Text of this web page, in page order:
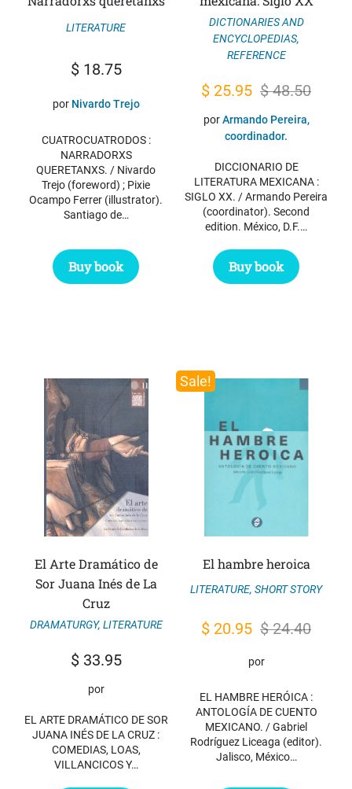
LITERATURE
$18.75
por Nivardo Trejo
CUATROCUATRODOS :
NARRADORXS
QUERETANXS. / Nivardo
Trejo (foreword) ; Pixie
Ocampo Ferrer (illustrator).
Santiago de…
Buy book
DICTIONARIES AND
ENCYCLOPEDIAS,
REFERENCE
$48.50
Original
price
was:
$ 48.50.
$ 25.95 Current
price
is:
$ 25.95.
porArmando Pereira,
coordinador.
DICCIONARIO DE
LITERATURA MEXICANA :
SIGLO XX. / Armando Pereira
(coordinator). Second
edition. México, D.F.…
Buy book
El Arte Dramático de
Sor Juana Inés de La
Cruz
DRAMATURGY, LITERATURE
$33.95
por
EL ARTE DRAMÁTICO DE SOR
JUANA INÉS DE LA CRUZ :
COMEDIAS, LOAS,
VILLANCICOS Y…
Sale!
El hambre heroica
LITERATURE, SHORT STORY
$24.40
Original
$ 24.40.
$ 20.95 Current
$ 20.95.
por
EL HAMBRE HERÓICA :
ANTOLOGÍA DE CUENTO
MEXICANO. / Gabriel
Rodríguez Liceaga (editor).
Jalisco, México…